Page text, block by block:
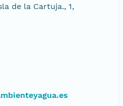
de la Cartuja., 1,